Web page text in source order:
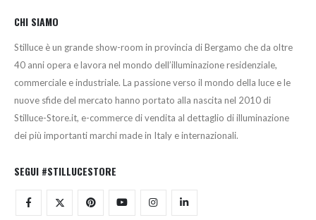
CHI SIAMO
Stilluce è un grande show-room in provincia di Bergamo che da oltre
40 anni opera e lavora nel mondo dell’illuminazione residenziale,
commerciale e industriale. La passione verso il mondo della luce e le
nuove sfide del mercato hanno portato alla nascita nel 2010 di
Stilluce-Store.it, e-commerce di vendita al dettaglio di illuminazione
dei più importanti marchi made in Italy e internazionali.
SEGUI #STILLUCESTORE